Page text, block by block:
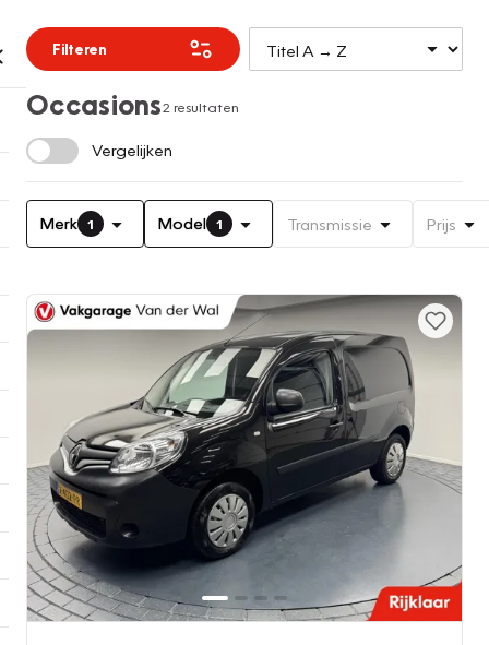
Filteren
Occasions2 resultaten
Vergelijken
Merk 1 Model 1 Transmissie Prijs